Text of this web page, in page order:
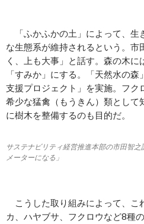
「ふかふかの土」によって、生
な生態系が維持されるという。市
く、上も大事」と話す。森の木に
「すみか」にする。「天然水の
支援プロジェクト」を実施。フク
希少な猛禽（もうきん）類として
に樹木を整備するのも目的だ。
サステナビリティ経営推進本部の市田智
メーターになる」
こうした取り組みによって、こ
カ、ハヤブサ、フクロウなど8種